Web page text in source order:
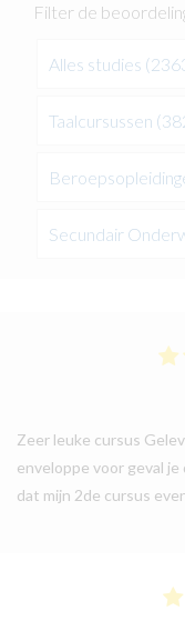
Filter de
Alles studies
Taalcursussen
Secundair
Zeer leuke cursus
enveloppe voor geval
dat mijn 2de cursus